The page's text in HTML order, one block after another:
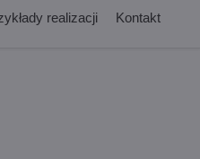
realizacji Kontakt